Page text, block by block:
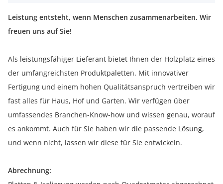
Leistung entsteht, wenn Menschen zusammenarbeiten. Wir
freuen uns auf Sie!
Als leistungsfähiger Lieferant bietet Ihnen der Holzplatz eines
der umfangreichsten Produktpaletten. Mit innovativer
Fertigung und einem hohen Qualitätsanspruch vertreiben wir
fast alles für Haus, Hof und Garten. Wir verfügen über
umfassendes Branchen-Know-how und wissen genau, worauf
es ankommt. Auch für Sie haben wir die passende Lösung,
und wenn nicht, lassen wir diese für Sie entwickeln.
Abrechnung: